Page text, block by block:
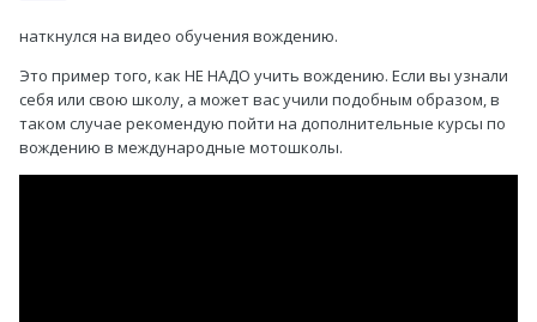
наткнулся на видео обучения вождению.
Это пример того, как НЕ НАДО учить вождению. Если вы узнали
себя или свою школу, а может вас учили подобным образом, в
таком случае рекомендую пойти на дополнительные курсы по
вождению в международные мотошколы.